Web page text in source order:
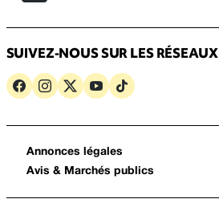
SUIVEZ-NOUS SUR LES RÉSEAUX
Annonces légales
Avis & Marchés publics